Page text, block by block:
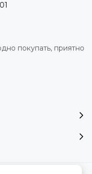
покупать, приятно